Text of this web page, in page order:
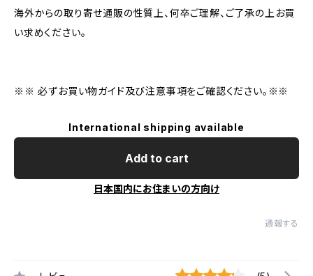
海外からの取り寄せ通販の性質上、何卒ご理解、ご了承の上お買
い求めください。
※※ 必ずお買い物ガイド及び注意事項をご確認ください。※※
International shipping available
Add to cart
日本国内にお住まいの方向け
通報する